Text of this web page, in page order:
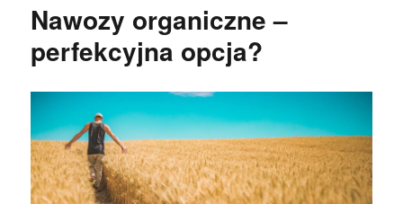
Nawozy organiczne –
perfekcyjna opcja?